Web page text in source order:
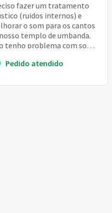
fazer um tratamento
(ruidos internos) e
o som para os cantos
templo de umbanda.
tenho problema com som
Pedido atendido